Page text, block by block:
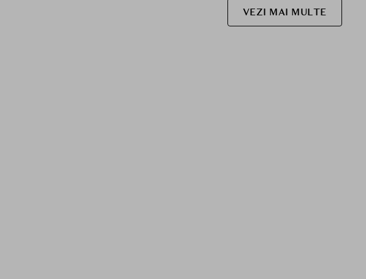
VEZI MAI MULTE